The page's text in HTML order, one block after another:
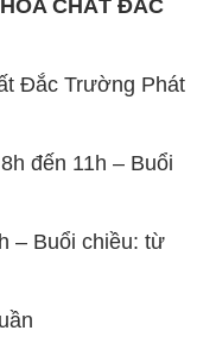
CHẤT ĐẮC
Đắc Trường Phát
đến 11h – Buổi
– Buổi chiều: từ